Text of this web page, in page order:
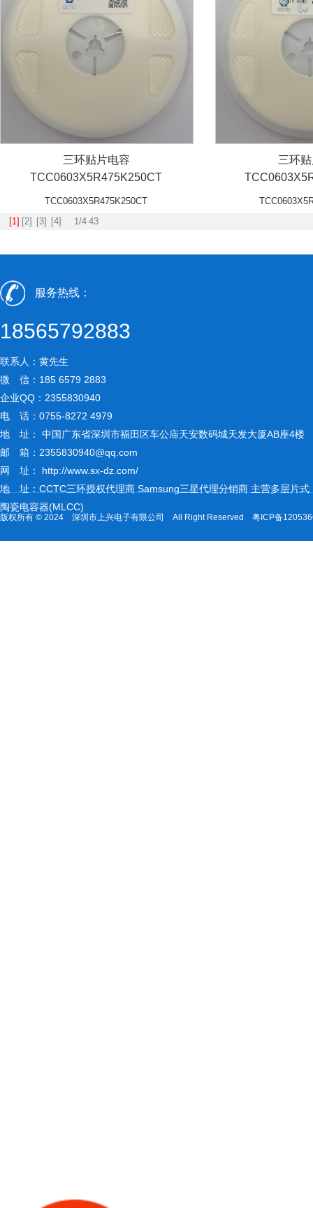
三环贴片电容
TCC0603X5R475K250CT
TCC0603X5R475K250CT
三环
[1] [2] [3] [4] 1/4 43
服务热线：
18565792883
联系人：黄先生
微 信：185 6579 2883
企业QQ：2355830940
电 话：0755-8272 4979
地 址： 中国广东省深圳市福田区车公庙天安数码城天发大厦AB座4楼
邮 箱： 2355830940@qq.com
网 址： http://www.sx-dz.com/
地 址：CCTC三环授权代理商 Samsung三星代理分销商 主营多层片式
陶瓷电容器(MLCC)
版权所有 © 2024 深圳市上兴电子有限公司 All Right Reserved 粤ICP备